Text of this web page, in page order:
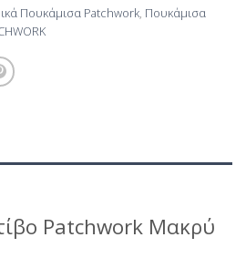
Πουκάμισα Patchwork, Πουκάμισα
Patchwork Μακρύ